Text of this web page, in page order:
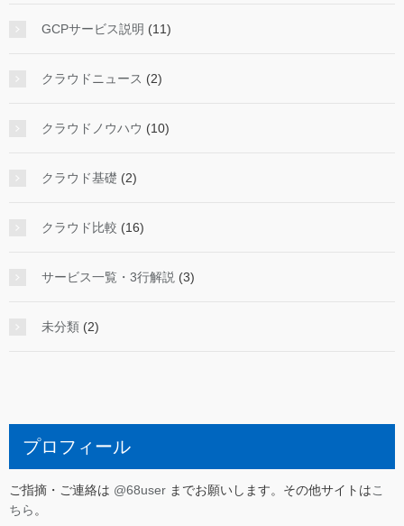
GCPサービス説明 (11)
クラウドニュース (2)
クラウドノウハウ (10)
クラウド基礎 (2)
クラウド比較 (16)
サービス一覧・3行解説 (3)
未分類 (2)
プロフィール
ご指摘・ご連絡は @68user までお願いします。その他サイトはこ
ちら。